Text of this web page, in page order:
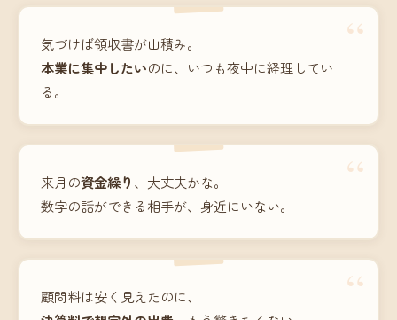
“
気づけば領収書が山積み。
本業に集中したいのに、いつも夜中に経理してい
る。
“
来月の資金繰り 、大丈夫かな。
数字の話ができる相手が、身近にいない。
“
顧問料は安く見えたのに、